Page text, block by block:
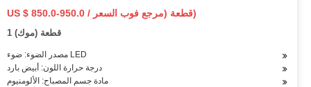
US $ 850.0-950.0 / قطعة (مرجع فوب السعر)
1 قطعة (موك)
مصدر الضوء: ضوء LED
درجة حرارة اللون: أبيض بارد
مادة جسم المصباح: الألومنيوم